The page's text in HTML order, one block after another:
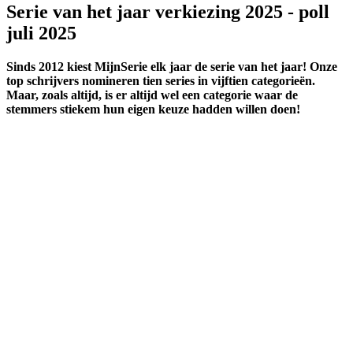
Serie van het jaar verkiezing 2025 - poll
juli 2025
Sinds 2012 kiest MijnSerie elk jaar de serie van het jaar! Onze
top schrijvers nomineren tien series in vijftien categorieën.
Maar, zoals altijd, is er altijd wel een categorie waar de
stemmers stiekem hun eigen keuze hadden willen doen!